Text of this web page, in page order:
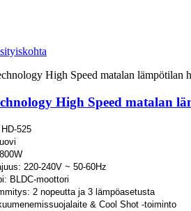
High Speed ​​matalan
525
220-240V ~ 50-60Hz
BLDC-moottori
2 nopeutta ja 3 lämpöasetusta
& Cool Shot -toiminto